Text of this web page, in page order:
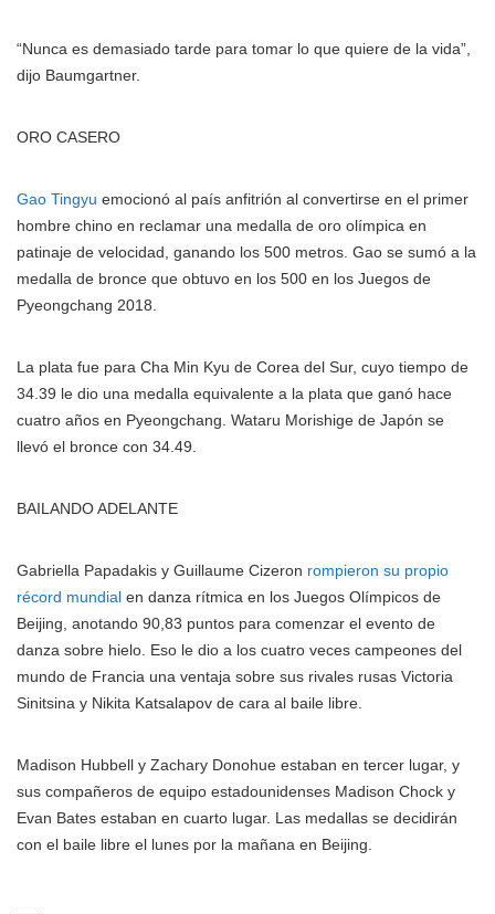
“Nunca es demasiado tarde para tomar lo que quiere de la vida”,
dijo Baumgartner.
ORO CASERO
Gao Tingyu emocionó al país anfitrión al convertirse en el primer
hombre chino en reclamar una medalla de oro olímpica en
patinaje de velocidad, ganando los 500 metros. Gao se sumó a la
medalla de bronce que obtuvo en los 500 en los Juegos de
Pyeongchang 2018.
La plata fue para Cha Min Kyu de Corea del Sur, cuyo tiempo de
34.39 le dio una medalla equivalente a la plata que ganó hace
cuatro años en Pyeongchang. Wataru Morishige de Japón se
llevó el bronce con 34.49.
BAILANDO ADELANTE
Gabriella Papadakis y Guillaume Cizeron rompieron su propio
récord mundial en danza rítmica en los Juegos Olímpicos de
Beijing, anotando 90,83 puntos para comenzar el evento de
danza sobre hielo. Eso le dio a los cuatro veces campeones del
mundo de Francia una ventaja sobre sus rivales rusas Victoria
Sinitsina y Nikita Katsalapov de cara al baile libre.
Madison Hubbell y Zachary Donohue estaban en tercer lugar, y
sus compañeros de equipo estadounidenses Madison Chock y
Evan Bates estaban en cuarto lugar. Las medallas se decidirán
con el baile libre el lunes por la mañana en Beijing.